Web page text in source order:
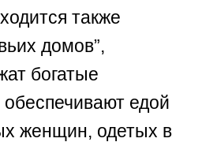
также
домов”,
богатые
едой
женщин, одетых в